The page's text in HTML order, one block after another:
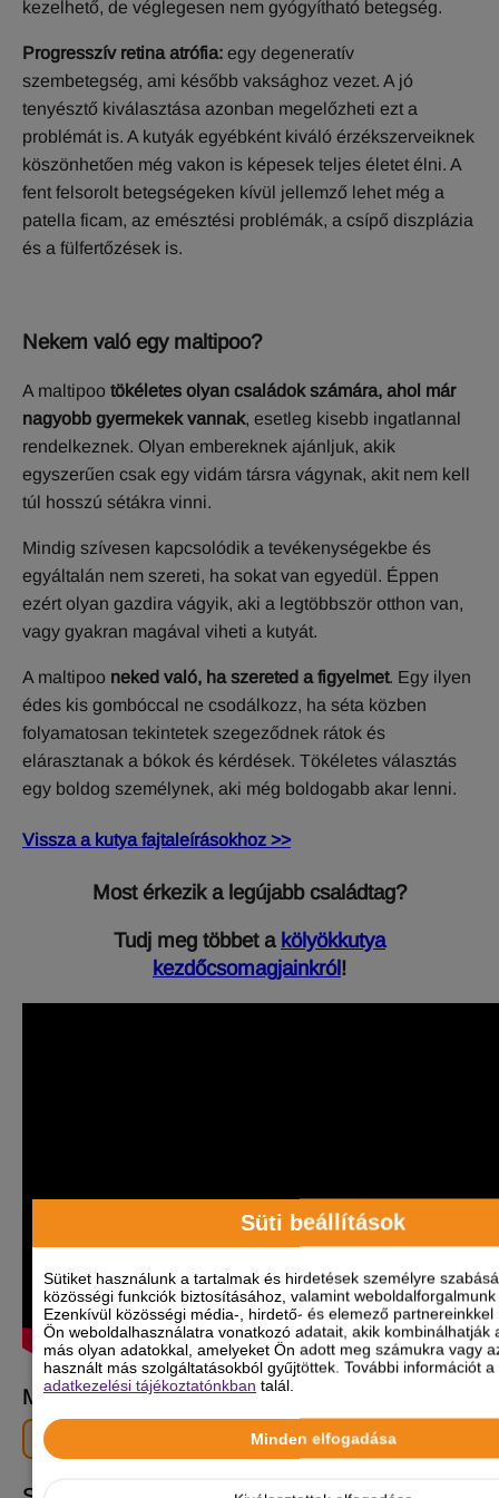
Süti beállítások
Sütiket használunk a tartalmak és hirdetések személyre
közösségi funkciók biztosításához, valamint
Ezenkívül közösségi média-, hirdető- és elemező partnereinkkel
Ön weboldalhasználatra vonatkozó adatait, akik kombinálhatják
más olyan adatokkal, amelyeket Ön adott meg számukra vagy
használt más szolgáltatásokból gyűjtöttek. További információt
adatkezelési tájékoztatónkban talál.
Minden elfogadása
kezelhető, de véglegesen nem gyógyítható betegség.
Progresszív retina atrófia: egy degeneratív
szembetegség, ami később vaksághoz vezet. A jó
tenyésztő kiválasztása azonban megelőzheti ezt a
problémát is. A kutyák egyébként kiváló érzékszerveiknek
köszönhetően még vakon is képesek teljes életet élni. A
fent felsorolt betegségeken kívül jellemző lehet még a
patella ficam, az emésztési problémák, a csípő diszplázia
és a fülfertőzések is.
Nekem való egy maltipoo?
A maltipoo tökéletes olyan családok számára, ahol már
nagyobb gyermekek vannak, esetleg kisebb ingatlannal
rendelkeznek. Olyan embereknek ajánljuk, akik
egyszerűen csak egy vidám társra vágynak, akit nem kell
túl hosszú sétákra vinni.
Mindig szívesen kapcsolódik a tevékenységekbe és
egyáltalán nem szereti, ha sokat van egyedül. Éppen
ezért olyan gazdira vágyik, aki a legtöbbször otthon van,
vagy gyakran magával viheti a kutyát.
A maltipoo neked való, ha szereted a figyelmet. Egy ilyen
édes kis gombóccal ne csodálkozz, ha séta közben
folyamatosan tekintetek szegeződnek rátok és
elárasztanak a bókok és kérdések. Tökéletes választás
egy boldog személynek, aki még boldogabb akar lenni.
Vissza a kutya fajtaleírásokhoz >>
Most érkezik a legújabb családtag?
Tudj meg többet a kölyökkutya
kezdőcsomagjainkról!
Méret
Kicsi